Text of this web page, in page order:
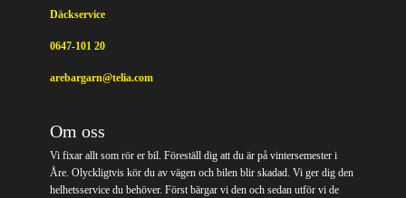
Däckservice
0647-101 20
arebargarn@telia.com
Om oss
Vi fixar allt som rör er bil. Föreställ dig att du är på vintersemester i
Åre. Olyckligtvis kör du av vägen och bilen blir skadad. Vi ger dig den
helhetsservice du behöver. Först bärgar vi den och sedan utför vi de